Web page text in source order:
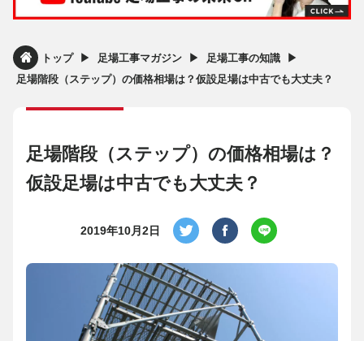
トップ ▶︎ 足場工事マガジン ▶︎ 足場工事の知識 ▶︎
足場階段（ステップ）の価格相場は？仮設足場は中古でも大丈夫？
足場階段（ステップ）の価格相場は？
仮設足場は中古でも大丈夫？
2019年10月2日